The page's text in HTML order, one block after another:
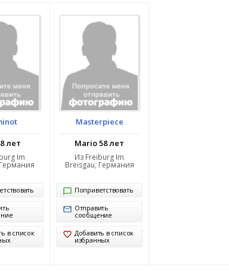
лет
Im
в список
Masterpiece
Mario 58 лет
Из Freiburg Im
Breisgau, Германия
Поприветствовать
Отправить
сообщение
Добавить в список
избранных